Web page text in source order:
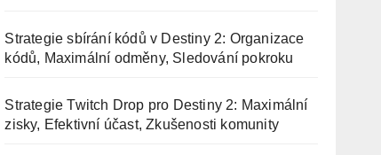
Strategie sbírání kódů v Destiny 2: Organizace
kódů, Maximální odměny, Sledování pokroku
Strategie Twitch Drop pro Destiny 2: Maximální
zisky, Efektivní účast, Zkušenosti komunity